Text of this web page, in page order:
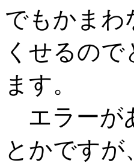
でもかまわ
くせるの
ます。
エラーが
とかです